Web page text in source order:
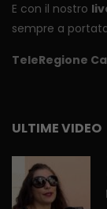
E con il nostro
sempre a
TeleRegione
ULTIME VIDEO